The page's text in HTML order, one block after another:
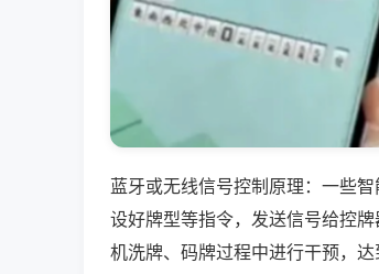
蓝牙或无线信号控制原理：一些
设好牌型等指令，发送信号给控
机洗牌、码牌过程中进行干预，达